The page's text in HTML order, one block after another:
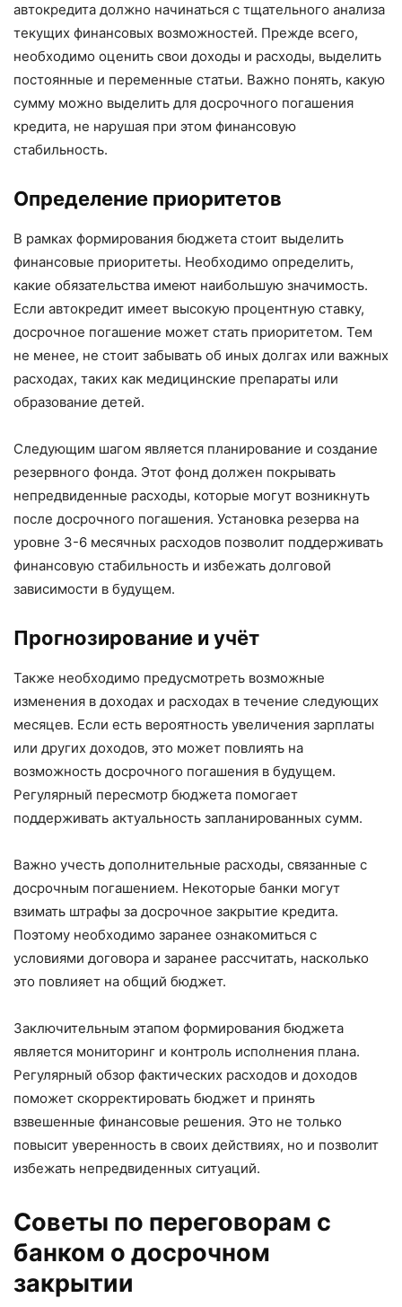
автокредита должно начинаться с тщательного анализа
текущих финансовых возможностей. Прежде всего,
необходимо оценить свои доходы и расходы, выделить
постоянные и переменные статьи. Важно понять, какую
сумму можно выделить для досрочного погашения
кредита, не нарушая при этом финансовую
стабильность.
Определение приоритетов
В рамках формирования бюджета стоит выделить
финансовые приоритеты. Необходимо определить,
какие обязательства имеют наибольшую значимость.
Если автокредит имеет высокую процентную ставку,
досрочное погашение может стать приоритетом. Тем
не менее, не стоит забывать об иных долгах или важных
расходах, таких как медицинские препараты или
образование детей.
Следующим шагом является планирование и создание
резервного фонда. Этот фонд должен покрывать
непредвиденные расходы, которые могут возникнуть
после досрочного погашения. Установка резерва на
уровне 3-6 месячных расходов позволит поддерживать
финансовую стабильность и избежать долговой
зависимости в будущем.
Прогнозирование и учёт
Также необходимо предусмотреть возможные
изменения в доходах и расходах в течение следующих
месяцев. Если есть вероятность увеличения зарплаты
или других доходов, это может повлиять на
возможность досрочного погашения в будущем.
Регулярный пересмотр бюджета помогает
поддерживать актуальность запланированных сумм.
Важно учесть дополнительные расходы, связанные с
досрочным погашением. Некоторые банки могут
взимать штрафы за досрочное закрытие кредита.
Поэтому необходимо заранее ознакомиться с
условиями договора и заранее рассчитать, насколько
это повлияет на общий бюджет.
Заключительным этапом формирования бюджета
является мониторинг и контроль исполнения плана.
Регулярный обзор фактических расходов и доходов
поможет скорректировать бюджет и принять
взвешенные финансовые решения. Это не только
повысит уверенность в своих действиях, но и позволит
избежать непредвиденных ситуаций.
Советы по переговорам с
банком о досрочном
закрытии